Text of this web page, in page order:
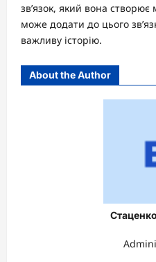
зв’язок, який вона
може додати до цього
важливу історію.
About the Author